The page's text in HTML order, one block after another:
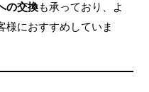
の交換も承っており、よ
様におすすめしていま